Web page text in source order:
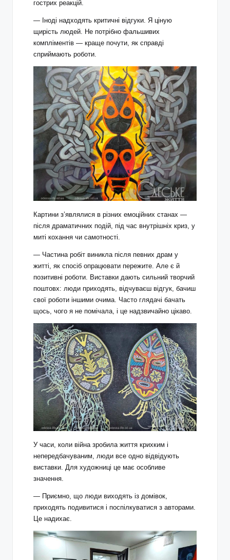
гострих реакцій.
— Іноді надходять критичні відгуки. Я ціную
щирість людей. Не потрібно фальшивих
компліментів — краще почути, як справді
сприймають роботи.
Картини з’являлися в різних емоційних станах —
після драматичних подій, під час внутрішніх криз, у
миті кохання чи самотності.
— Частина робіт виникла після певних драм у
житті, як спосіб опрацювати пережите. Але є й
позитивні роботи. Виставки дають сильний творчий
поштовх: люди приходять, відчуваєш відгук, бачиш
свої роботи іншими очима. Часто глядачі бачать
щось, чого я не помічала, і це надзвичайно цікаво.
У часи, коли війна зробила життя крихким і
непередбачуваним, люди все одно відвідують
виставки. Для художниці це має особливе
значення.
— Приємно, що люди виходять із домівок,
приходять подивитися і поспілкуватися з авторами.
Це надихає.